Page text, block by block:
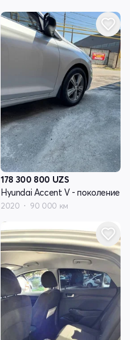
178 300 800 UZS
Hyundai Accent V - поколение
2020 90 000 км